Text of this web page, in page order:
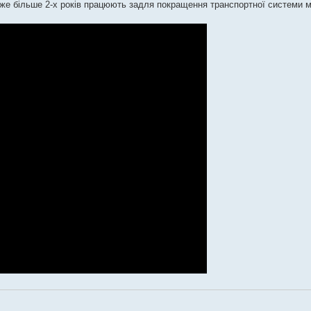
більше 2-х років працюють задля покращення транспортної системи